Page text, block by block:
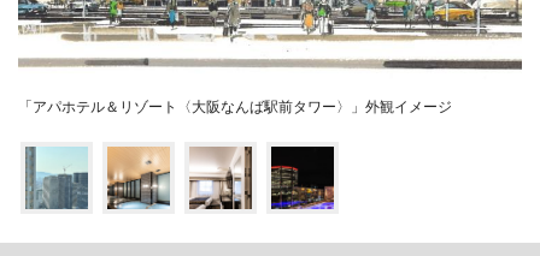
「アパホテル＆リゾート〈大阪なんば駅前タワー〉」外観イメージ